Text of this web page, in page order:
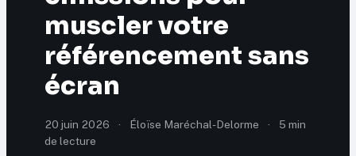
Marketing
muscler votre
référencement sans
écran
20 juin 2026 · Éloïse Maréchal-Delorme ·
5 min
de lecture